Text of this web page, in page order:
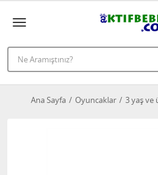
Ana Sayfa Oyuncaklar 3 yaş ve